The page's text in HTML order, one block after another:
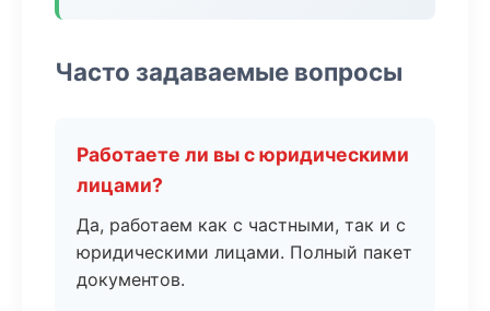
Часто задаваемые вопросы
Работаете ли вы с юридическими
лицами?
Да, работаем как с частными, так и с
юридическими лицами. Полный пакет
документов.